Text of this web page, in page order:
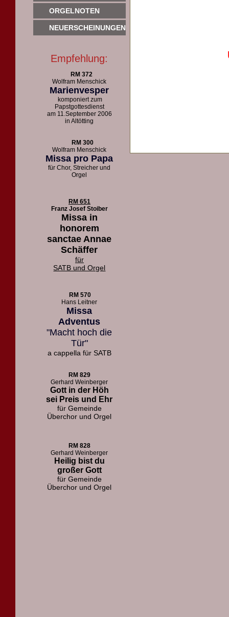
ORGELNOTEN
NEUERSCHEINUNGEN
Empfehlung:
RM 372
Wolfram Menschick
Marienvesper
komponiert zum
Papstgottesdienst
am 11.September 2006
in Altötting
RM 300
Wolfram Menschick
Missa pro Papa
für Chor, Streicher und
Orgel
RM 651
Franz Josef Stoiber
Missa in
honorem
sanctae Annae
Schäffer
für
SATB und Orgel
RM 570
Hans Leitner
Missa
Adventus
"Macht hoch die
Tür"
a cappella für SATB
RM 829
Gerhard Weinberger
Gott in der Höh
sei Preis und Ehr
für Gemeinde
Überchor und Orgel
RM 828
Gerhard Weinberger
Heilig bist du
großer Gott
für Gemeinde
Überchor und Orgel